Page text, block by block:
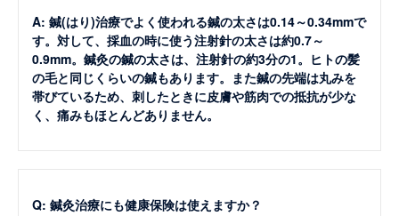
A: 鍼(はり)治療でよく使われる鍼の太さは0.14～0.34mmで
す。対して、採血の時に使う注射針の太さは約0.7～
0.9mm。鍼灸の鍼の太さは、注射針の約3分の1。ヒトの髪
の毛と同じくらいの鍼もあります。また鍼の先端は丸みを
帯びているため、刺したときに皮膚や筋肉での抵抗が少な
く、痛みもほとんどありません。
Q: 鍼灸治療にも健康保険は使えますか？